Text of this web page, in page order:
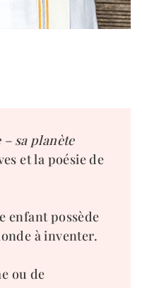
sa planète
et la poésie de
enfant possède
à inventer.
ou de